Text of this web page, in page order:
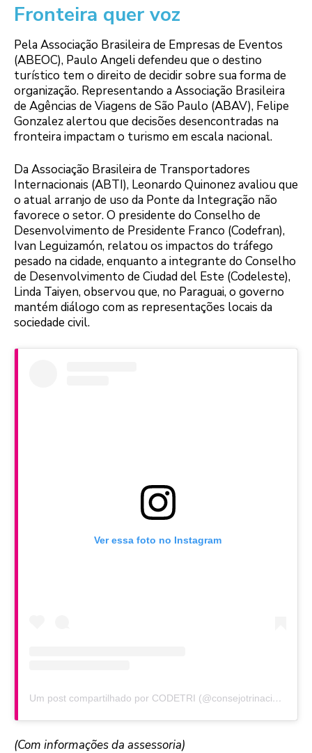
Fronteira quer voz
Pela Associação Brasileira de Empresas de Eventos
(ABEOC), Paulo Angeli defendeu que o destino
turístico tem o direito de decidir sobre sua forma de
organização. Representando a Associação Brasileira
de Agências de Viagens de São Paulo (ABAV), Felipe
Gonzalez alertou que decisões desencontradas na
fronteira impactam o turismo em escala nacional.
Da Associação Brasileira de Transportadores
Internacionais (ABTI), Leonardo Quinonez avaliou que
o atual arranjo de uso da Ponte da Integração não
favorece o setor. O presidente do Conselho de
Desenvolvimento de Presidente Franco (Codefran),
Ivan Leguizamón, relatou os impactos do tráfego
pesado na cidade, enquanto a integrante do Conselho
de Desenvolvimento de Ciudad del Este (Codeleste),
Linda Taiyen, observou que, no Paraguai, o governo
mantém diálogo com as representações locais da
sociedade civil.
Ver essa foto no Instagram
Um post compartilhado por CODETRI (@consejotrinacional)
(Com informações da assessoria)